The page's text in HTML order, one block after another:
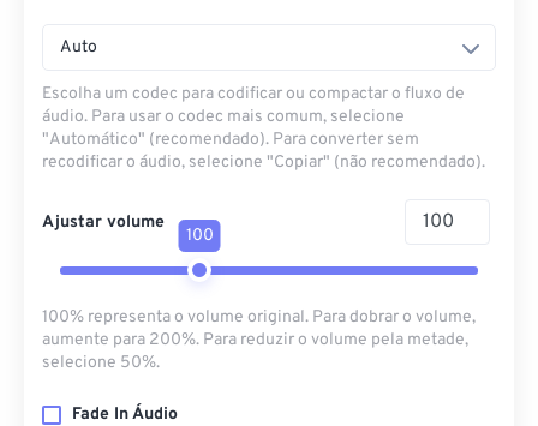
Auto
Escolha um codec para codificar ou compactar o fluxo de
áudio. Para usar o codec mais comum, selecione
"Automático" (recomendado). Para converter sem
recodificar o áudio, selecione "Copiar" (não recomendado).
Ajustar volume
100
100% representa o volume original. Para dobrar o volume,
aumente para 200%. Para reduzir o volume pela metade,
selecione 50%.
Fade In Áudio